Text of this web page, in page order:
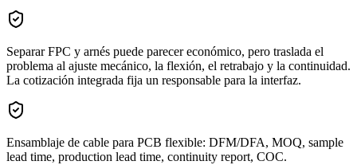
Separar FPC y arnés puede parecer económico, pero traslada el
problema al ajuste mecánico, la flexión, el retrabajo y la continuidad.
La cotización integrada fija un responsable para la interfaz.
Ensamblaje de cable para PCB flexible: DFM/DFA, MOQ, sample
lead time, production lead time, continuity report, COC.